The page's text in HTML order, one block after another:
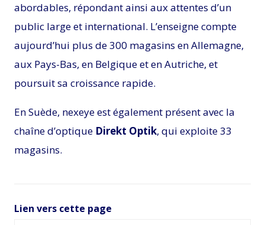
abordables, répondant ainsi aux attentes d’un
public large et international. L’enseigne compte
aujourd’hui plus de 300 magasins en Allemagne,
aux Pays-Bas, en Belgique et en Autriche, et
poursuit sa croissance rapide.
En Suède, nexeye est également présent avec la
chaîne d’optique Direkt Optik, qui exploite 33
magasins.
Lien vers cette page